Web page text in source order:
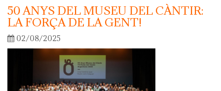
50 ANYS DEL MUSEU DEL CÀNTIR:
LA FORÇA DE LA GENT!
02/08/2025